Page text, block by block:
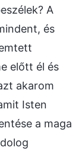
A
és
előtt él és
akarom
Isten
a maga